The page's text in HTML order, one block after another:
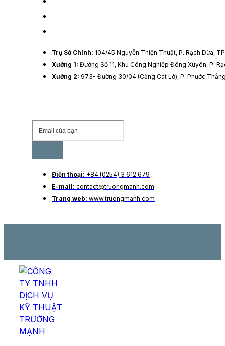
Trụ Sở Chính: 104/45 Nguyễn Thiện Thuật, P. Rạch Dừa,
Xưởng 1: Đường Số 11, Khu Công Nghiệp Đông Xuyên, P.
Xưởng 2: 973- Đường 30/04 (Cảng Cát Lở), P. Phước
Điện thoại: +84 (0254) 3 612 679
E-mail: contact@truongmanh.com
Trang web: www.truongmanh.com